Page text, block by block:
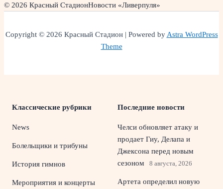
© 2026 Красный СтадионНовости «Ливерпуля»
Copyright © 2026 Красный Стадион | Powered byAstra WordPress
Theme
Классические рубрики
News
Болельщики и трибуны
История гимнов
Мероприятия и концерты
Последние новости
Челси обновляет атаку и
продает Гиу, Делапа и
Джексона перед новым
сезоном
8 августа, 2026
Артета определил новую